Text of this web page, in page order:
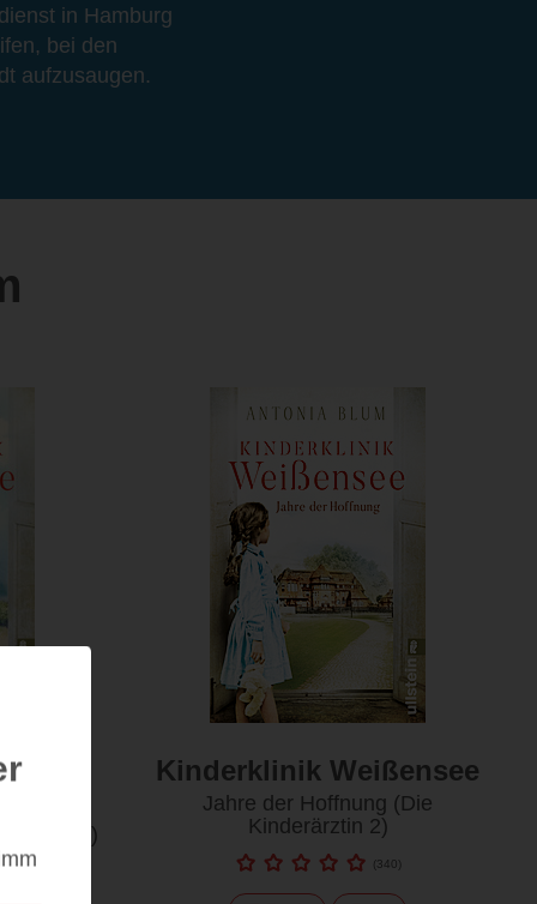
in Hamburg
bei den
aufzusaugen.
3)
Kinderklinik Weißensee
Jahre der Hoffnung (Die
Kinderärztin 2)
(340)